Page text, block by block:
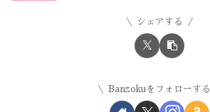
シェアする
Banzokuをフォローする